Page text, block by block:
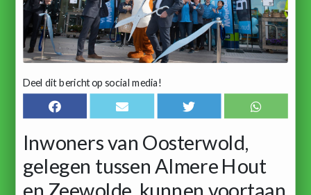
Deel dit bericht op social media!
Inwoners van Oosterwold,
gelegen tussen Almere Hout
en Zeewolde, kunnen voortaan